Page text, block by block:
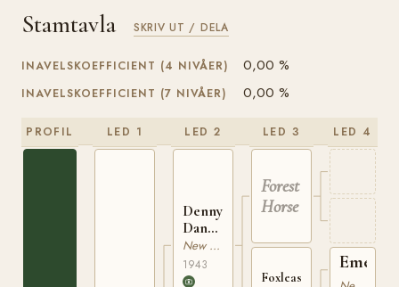
Stamtavla SKRIV UT / DELA
INAVELSKOEFFICIENT (4 NIVÅER) 0,00 %
INAVELSKOEFFICIENT (7 NIVÅER) 0,00 %
PROFIL LED 1 LED 2
Denny
Danny
NPS
2494
New Forest
1943
LED 3
Forest
Horse
Foxlease
LED 4
Emery
Dan